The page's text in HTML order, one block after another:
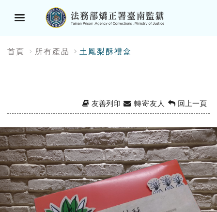
單
首頁 所有產品 土鳳梨酥禮盒
友善列印 轉寄友人 回上一頁